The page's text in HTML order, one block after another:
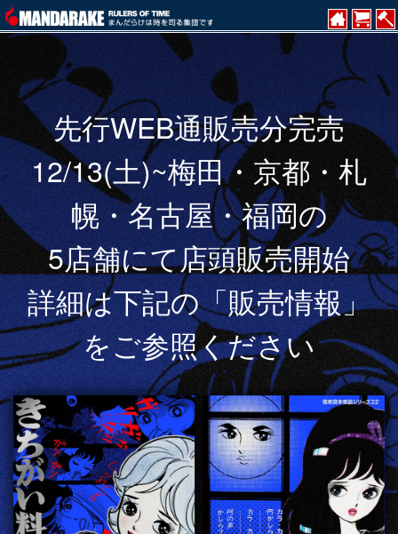
先行WEB通販売分完売
12/13(土)~梅田・京都・札
幌・名古屋・福岡の
5店舗にて店頭販売開始
詳細は下記の「販売情報」
をご参照ください